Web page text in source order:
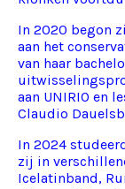
In 2020 begon
aan het
van haar
aan UNIRIO en
Claudio
In 2024
zij in
Icelatinband,